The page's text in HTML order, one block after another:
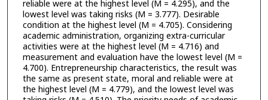
reliable were at the highest level (M = 4.295), and the
lowest level was taking risks (M = 3.777). Desirable
condition at the highest level (M = 4.705). Considering
academic administration, organizing extra-curricular
activities were at the highest level (M = 4.716) and
measurement and evaluation have the lowest level (M =
4.700). Entrepreneurship characteristics, the result was
the same as present state, moral and reliable were at
the highest level (M = 4.779), and the lowest level was